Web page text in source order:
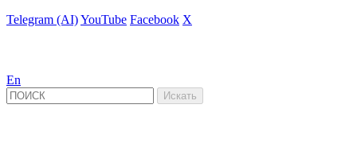
Telegram (AI)YouTube Facebook X
En